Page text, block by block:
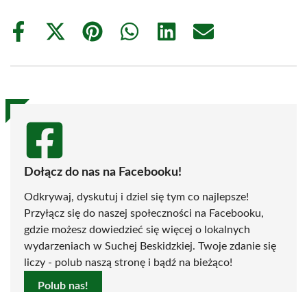
Share
Share
(Twitter)
Share
Share
Share
Share
Dołącz do nas na Facebooku!
Odkrywaj, dyskutuj i dziel się tym co najlepsze!
Przyłącz się do naszej społeczności na Facebooku,
gdzie możesz dowiedzieć się więcej o lokalnych
wydarzeniach w Suchej Beskidzkiej. Twoje zdanie się
liczy - polub naszą stronę i bądź na bieżąco!
Polub nas!